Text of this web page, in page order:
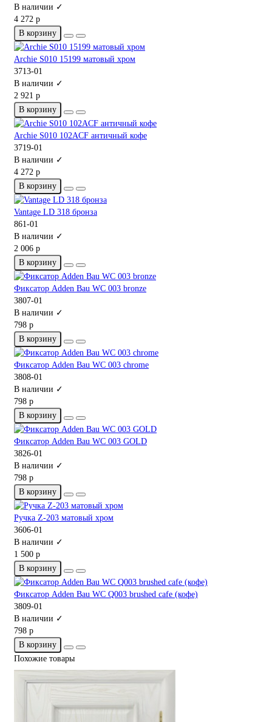
В наличии ✓
4 272 р
В корзину
Archie S010 15199 матовый хром
3713-01
В наличии ✓
2 921 р
В корзину
Archie S010 102ACF античный кофе
3719-01
В наличии ✓
4 272 р
В корзину
Vantage LD 318 бронза
861-01
В наличии ✓
2 006 р
В корзину
Фиксатор Adden Bau WC 003 bronze
3807-01
В наличии ✓
798 р
В корзину
Фиксатор Adden Bau WC 003 chrome
3808-01
В наличии ✓
798 р
В корзину
Фиксатор Adden Bau WC 003 GOLD
3826-01
В наличии ✓
798 р
В корзину
Ручка Z-203 матовый хром
3606-01
В наличии ✓
1 500 р
В корзину
Фиксатор Adden Bau WC Q003 brushed cafe (кофе)
3809-01
В наличии ✓
798 р
В корзину
Похожие товары